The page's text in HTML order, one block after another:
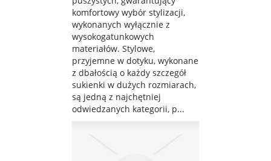
komfortowy wybór stylizacji,
wykonanych wyłącznie z
wysokogatunkowych
materiałów. Stylowe,
przyjemne w dotyku, wykonane
z dbałością o każdy szczegół
sukienki w dużych rozmiarach,
są jedną z najchętniej
odwiedzanych kategorii, p...